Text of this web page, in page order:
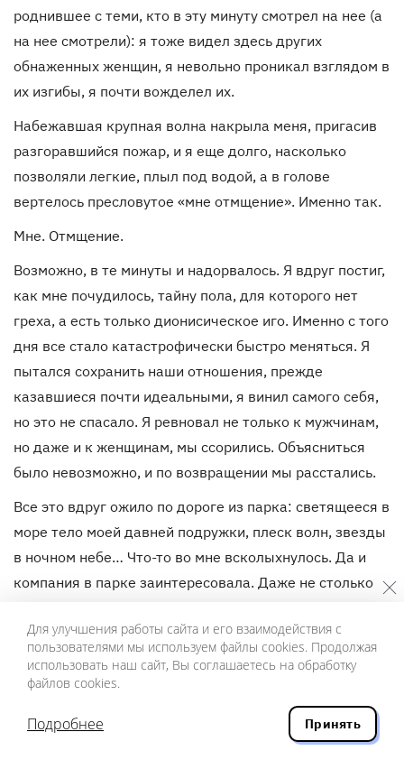
роднившее с теми, кто в эту минуту смотрел на нее (а
на нее смотрели): я тоже видел здесь других
обнаженных женщин, я невольно проникал взглядом в
их изгибы, я почти вожделел их.
Набежавшая крупная волна накрыла меня, пригасив
разгоравшийся пожар, и я еще долго, насколько
позволяли легкие, плыл под водой, а в голове
вертелось пресловутое «мне отмщение». Именно так.
Мне. Отмщение.
Возможно, в те минуты и надорвалось. Я вдруг постиг,
как мне почудилось, тайну пола, для которого нет
греха, а есть только дионисическое иго. Именно с того
дня все стало катастрофически быстро меняться. Я
пытался сохранить наши отношения, прежде
казавшиеся почти идеальными, я винил самого себя,
но это не спасало. Я ревновал не только к мужчинам,
но даже и к женщинам, мы ссорились. Объясниться
было невозможно, и по возвращении мы расстались.
Все это вдруг ожило по дороге из парка: светящееся в
море тело моей давней подружки, плеск волн, звезды
в ночном небе… Что-то во мне всколыхнулось. Да и
компания в парке заинтересовала. Даже не столько
решительно отринуть условности, привычный имидж,
вернуться в некое почти первобытное состояние.
В этом был соблазн. Еще ничего не предприняв, я уже
как бы предчувствовал нечто новое, пока еще
неизведанное, но такое влекущее. Тело под одеждой,
Для улучшения работы сайта и его взаимодействия с
пользователями мы используем файлы cookies. Продолжая
использовать наш сайт, Вы соглашаетесь на обработку
файлов cookies.
Подробнее Принять